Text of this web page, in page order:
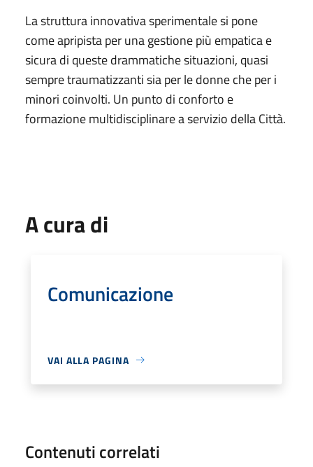
La struttura innovativa sperimentale si pone
come apripista per una gestione più empatica e
sicura di queste drammatiche situazioni, quasi
sempre traumatizzanti sia per le donne che per i
minori coinvolti. Un punto di conforto e
formazione multidisciplinare a servizio della Città.
A cura di
Comunicazione
VAI ALLA PAGINA
Contenuti correlati